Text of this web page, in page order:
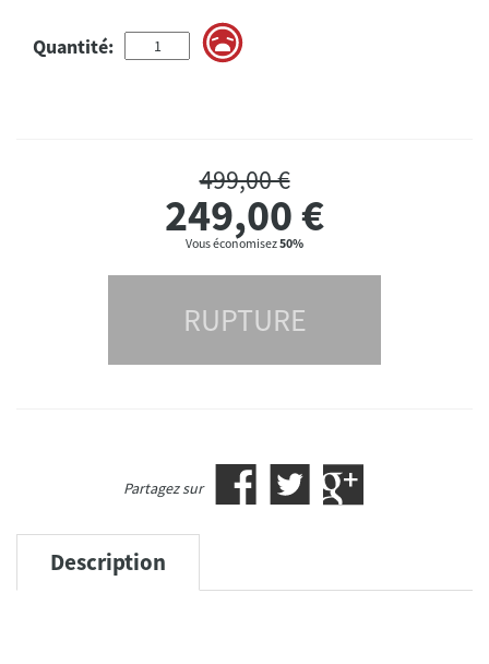
Quantité:
499,00 €
249,00€
Vous économisez50%
RUPTURE
Partagez sur
Description